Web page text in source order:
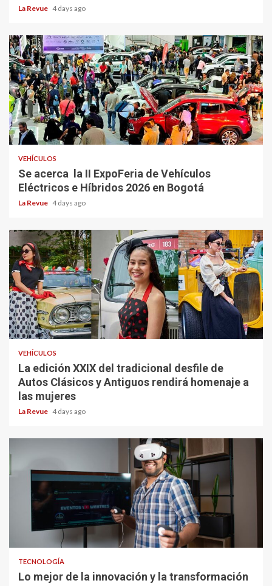
La Revue 4 days ago
VEHÍCULOS
Se acerca la II ExpoFeria de Vehículos
Eléctricos e Híbridos 2026 en Bogotá
La Revue 4 days ago
VEHÍCULOS
La edición XXIX del tradicional desfile de
Autos Clásicos y Antiguos rendirá homenaje a
las mujeres
La Revue 4 days ago
TECNOLOGÍA
Lo mejor de la innovación y la transformación